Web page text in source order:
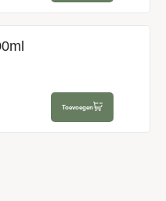
Toevoegen